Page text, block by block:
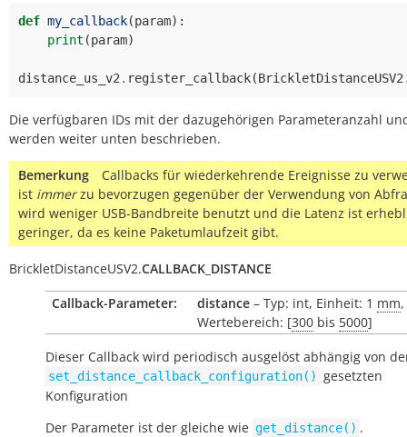
def my_callback(param):
print (param)
distance_us_v2 . register_callback(BrickletDistanceUSV2
Die verfügbaren IDs mit der dazugehörigen Parameteranzahl
werden weiter unten beschrieben.
Bemerkung
Callbacks für wiederkehrende Ereignisse zu
ist immerzu bevorzugen gegenüber der Verwendung von
wird weniger USB-Bandbreite benutzt und die Latenz ist
geringer, da es keine Paketumlaufzeit gibt.
BrickletDistanceUSV2.CALLBACK_DISTANCE
Callback-Parameter:
distance – Typ: int, Einheit: 1 mm,
Wertebereich: [300 bis 5000]
Dieser Callback wird periodisch ausgelöst abhängig von
set_distance_callback_configuration() gesetzten
Konfiguration
Der Parameter ist der gleiche wie get_distance() .